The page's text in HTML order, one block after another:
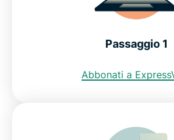
indirizzo IP islandese?
Passaggio 1
Abbonati a